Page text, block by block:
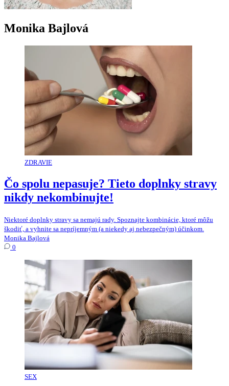
Monika Bajlová
ZDRAVIE
Čo spolu nepasuje? Tieto doplnky stravy
nikdy nekombinujte!
Niektoré doplnky stravy sa nemajú rady. Spoznajte kombinácie, ktoré môžu
škodiť, a vyhnite sa nepríjemným (a niekedy aj nebezpečným) účinkom.
Monika Bajlová
0
SEX